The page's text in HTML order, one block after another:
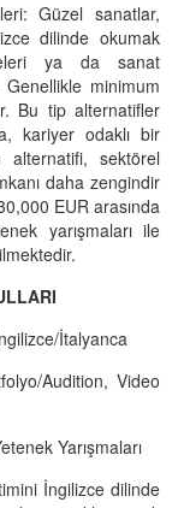
Güzel sanatlar,
dilinde okumak
ya da sanat
minimum
Bu tip alternatifler
kariyer odaklı bir
alternatifi, sektörel
daha zengindir
EUR arasında
yarışmaları ile
İtalyanca
Audition, Video
Yarışmaları
İngilizce dilinde